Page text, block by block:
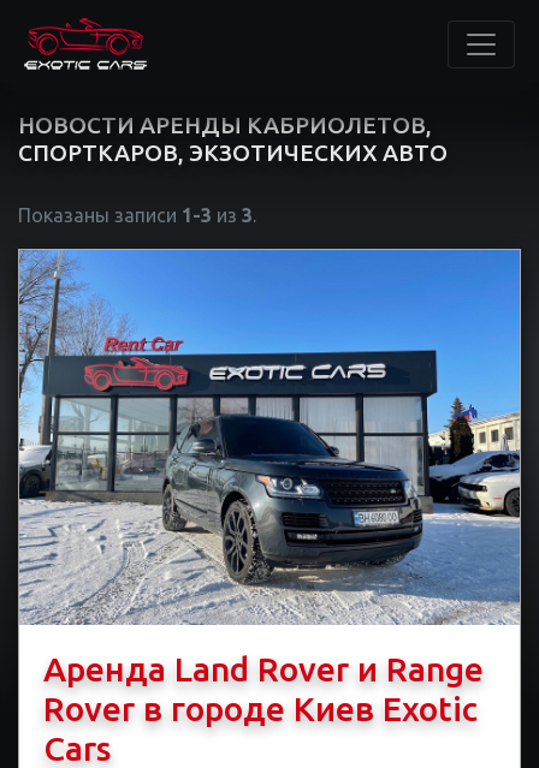
НОВОСТИ АРЕНДЫ КАБРИОЛЕТОВ,
СПОРТКАРОВ, ЭКЗОТИЧЕСКИХ АВТО
Показаны записи 1-3 из 3.
Аренда Land Rover и Range
Rover в городе Киев Exotic
Cars